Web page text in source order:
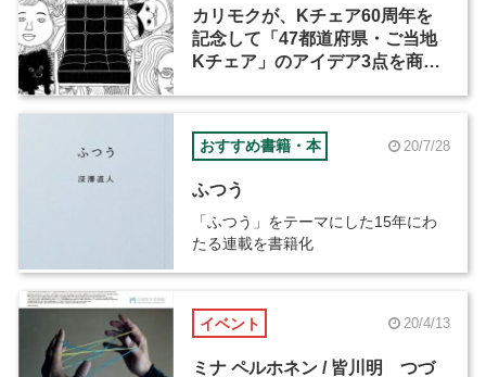
カリモクが、Kチェア60周年を
記念して「47都道府県・ご当地
Kチェア」のアイデア3点を商品
おすすめ書籍・本 20/7/28
ふつう
「ふつう」をテーマにした15年にわ
たる連載を書籍化
イベント 20/4/13
ミナ ペルホネン / 皆川明 つづ